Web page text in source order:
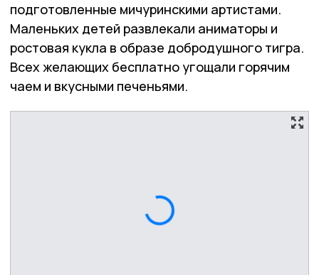
подготовленные мичуринскими артистами.
Маленьких детей развлекали аниматоры и
ростовая кукла в образе добродушного тигра.
Всех желающих бесплатно угощали горячим
чаем и вкусными печеньями.